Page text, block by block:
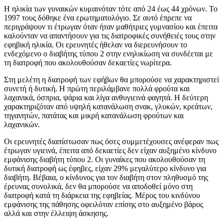
Η ηλικία των γυναικών κυμαινόταν τότε από 24 έως 44 χρόνων. Το
1997 τους δόθηκε ένα ερωτηματολόγιο. Σε αυτό έπρεπε να
περιγράψουν τι έτρωγαν όταν ήταν μαθήτριες γυμνασίου και έπειτα
καλούνταν να απαντήσουν για τις διατροφικές συνήθειές τους στην
εφηβική ηλικία. Οι ερευνητές ήθελαν να διερευνήσουν το
ενδεχόμενο ο διαβήτης τύπου 2 στην ενηλικίωση να συνδέεται με
τη διατροφή που ακολουθούσαν δεκαετίες νωρίτερα.
Στη μελέτη η διατροφή των εφήβων θα μπορούσε να χαρακτηριστεί
συνετή ή δυτική. Η πρώτη περιλάμβανε πολλά φρούτα και
λαχανικά, όσπρια, ψάρια και λίγα ανθυγιεινά φαγητά. Η δεύτερη
χαρακτηριζόταν από υψηλή κατανάλωση σνακ, γλυκών, κρεάτων,
τηγανητών, πατάτας και μικρή κατανάλωση φρούτων και
λαχανικών.
Οι ερευνητές διαπίστωσαν πως όσες συμμετέχουσες ανέφεραν πως
έτρωγαν υγιεινά, έπειτα από δεκαετίες δεν είχαν αυξημένο κίνδυνο
εμφάνισης διαβήτη τύπου 2. Οι γυναίκες που ακολουθούσαν τη
δυτική διατροφή ως έφηβες, είχαν 29% μεγαλύτερο κίνδυνο για
διαβήτη. Βέβαια, ο κίνδυνος για τον διαβήτη στον πληθυσμό της
έρευνας συνολικά, δεν θα μπορούσε να αποδοθεί μόνο στη
διατροφή κατά τη διάρκεια της εφηβείας. Μέρος του κινδύνου
εμφάνισης της πάθησης οφειλόταν επίσης στο αυξημένο βάρος
αλλά και στην έλλειψη άσκησης.